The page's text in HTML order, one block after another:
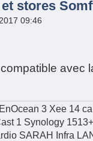
stores
09:46
avec
3 Xee 14
1 Synology
SARAH Infra